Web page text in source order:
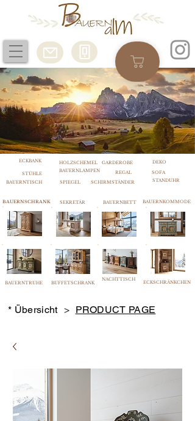
BAUERNTISCH SPIEGEL SCHIRMSTÄNDER
BAUERNSCHRANK SEKRETÄR
BAUERNTRUHE BUFFETSCHRANK
BAUERNBETT
NACHTTISCH
STANDUHR
BAUERNKOMMODE
ECKSCHRÄNKCHEN
* Übersicht > PRODUCT PAGE
BAUERNLAMPEN REGAL SOFA
ECKBANK
STÜHLE
HOLZSCHEMEL GARDEROBE DEKO